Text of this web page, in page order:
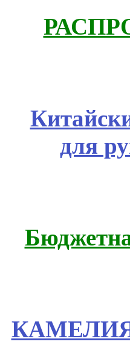
для
КАМЕЛИЯ -